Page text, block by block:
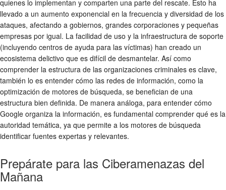
quienes lo implementan y comparten una parte del rescate. Esto ha
llevado a un aumento exponencial en la frecuencia y diversidad de los
ataques, afectando a gobiernos, grandes corporaciones y pequeñas
empresas por igual. La facilidad de uso y la infraestructura de soporte
(incluyendo centros de ayuda para las víctimas) han creado un
ecosistema delictivo que es difícil de desmantelar. Así como
comprender la estructura de las organizaciones criminales es clave,
también lo es entender cómo las redes de información, como la
optimización de motores de búsqueda, se benefician de una
estructura bien definida. De manera análoga, para entender cómo
Google organiza la información, es fundamental comprender qué es la
autoridad temática, ya que permite a los motores de búsqueda
identificar fuentes expertas y relevantes.
Prepárate para las Ciberamenazas del
Mañana